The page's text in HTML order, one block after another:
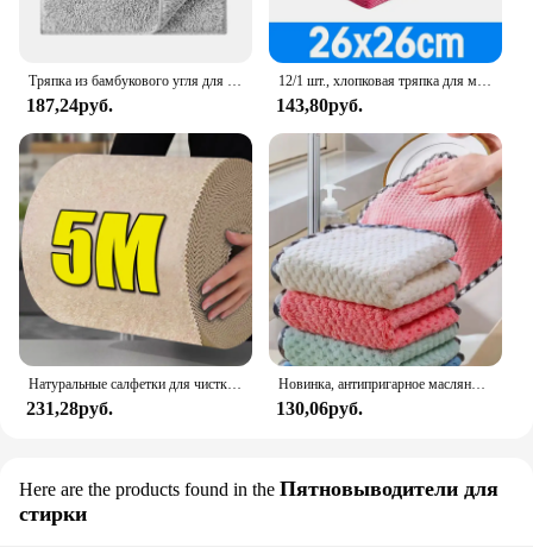
Тряпка из бамбукового угля для удаления масла, утолщенная салфетка для мытья дома, впитывающая салфетка из микрофибры для мытья посуды, полотенце для кухни
187,24руб.
12/1 шт., хлопковая тряпка для мытья посуды, супервпитывающие кухонные полотенца, антипригарное масло, многоразовые бытовые чистящие подушечки для мытья посуды, тряпки для посуды
143,80руб.
Натуральные салфетки для чистки растений Luffa, волшебные сильные впитывающие кухонные антипригарные масляные тряпки, тряпки для мытья посуды, чистящие средства, чистые инструменты
231,28руб.
Новинка, антипригарное масляное полотенце для уборки дома, антиворсовое Вешалка из кораллового флиса, двусторонняя тряпка, салфетка для чистки посуды
130,06руб.
Here are the products found in the Пятновыводители для
стирки